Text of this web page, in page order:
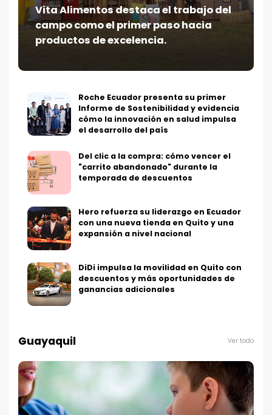
Vita Alimentos destaca el trabajo del
campo como el primer paso hacia
productos de excelencia.
Roche Ecuador presenta su primer
Informe de Sostenibilidad y evidencia
cómo la innovación en salud impulsa
el desarrollo del país
Del clic a la compra: cómo vencer el
"carrito abandonado" durante la
temporada de descuentos
Hero refuerza su liderazgo en Ecuador
con una nueva tienda en Quito y una
expansión a nivel nacional
DiDi impulsa la movilidad en Quito con
descuentos y más oportunidades de
ganancias adicionales
Guayaquil Ver todo